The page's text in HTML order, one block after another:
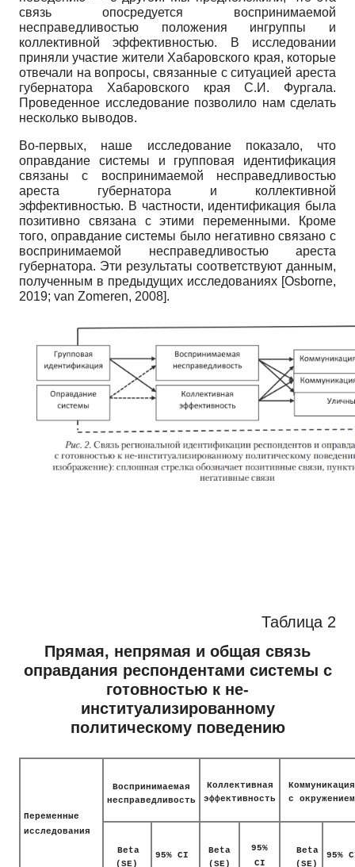
связь опосредуется воспринимаемой
несправедливостью положения ингруппы и
коллективной эффективностью. В исследовании
приняли участие жители Хабаровского края, которые
отвечали на вопросы, связанные с ситуацией ареста
губернатора Хабаровского края С.И. Фургала.
Проведенное исследование позволило нам сделать
несколько выводов.
Во-первых, наше исследование показало, что
оправдание системы и групповая идентификация
связаны с воспринимаемой несправедливостью
ареста губернатора и коллективной
эффективностью. В частности, идентификация была
позитивно связана с этими переменными. Кроме
того, оправдание системы было негативно связано с
воспринимаемой несправедливостью ареста
губернатора. Эти результаты соответствуют данным,
полученным в предыдущих исследованиях [Osborne,
2019; van Zomeren, 2008].
Таблица 2
Прямая, непрямая и общая связь
оправдания респондентами системы с
готовностью к не-
институализированному
политическому поведению
Переменные
исследования
Воспринимаемая
несправедливость
Коллективная
эффективность
Коммуникация
c окружением
Beta
(SE)
95% CI
Beta
(SE)
95%
CI
Beta
(SE)
95%